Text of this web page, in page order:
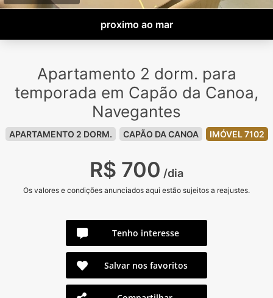
proximo ao mar
Apartamento 2 dorm. para
temporada em Capão da Canoa,
Navegantes
APARTAMENTO 2 DORM. CAPÃO DA CANOA IMÓVEL 7102
R$ 700 /dia
Os valores e condições anunciados aqui estão sujeitos a reajustes.
Tenho interesse
Salvar nos favoritos